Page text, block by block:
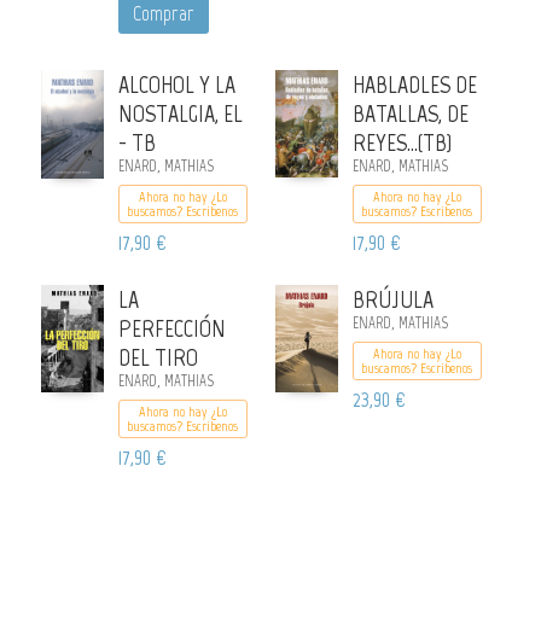
Comprar
ALCOHOL Y LA
NOSTALGIA, EL
- TB
ENARD, MATHIAS
Ahora no hay ¿Lo
buscamos? Escribenos
17,90 €
HABLADLES DE
BATALLAS, DE
REYES...(TB)
ENARD, MATHIAS
Ahora no hay ¿Lo
buscamos? Escribenos
17,90 €
LA
PERFECCIÓN
DEL TIRO
ENARD, MATHIAS
Ahora no hay ¿Lo
buscamos? Escribenos
17,90 €
BRÚJULA
ENARD, MATHIAS
Ahora no hay ¿Lo
buscamos? Escribenos
23,90 €